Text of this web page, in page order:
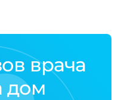
врача
дом